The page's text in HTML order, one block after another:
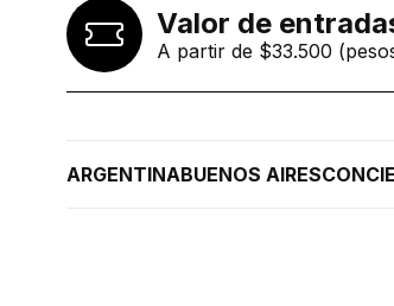
Valor de
A partir de $33.500
ARGENTINABUENOS AIRES